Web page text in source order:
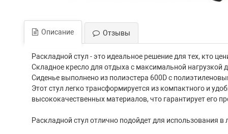
Описание Отзывы
Раскладной стул - это идеальное решение для тех, кто
Складное кресло для отдыха с максимальной нагрузкой
Сиденье выполнено из полиэстера 600D с
Этот стул легко трансформируется из компактного и
высококачественных материалов, что гарантирует его
Раскладной стул отлично подойдет для использования